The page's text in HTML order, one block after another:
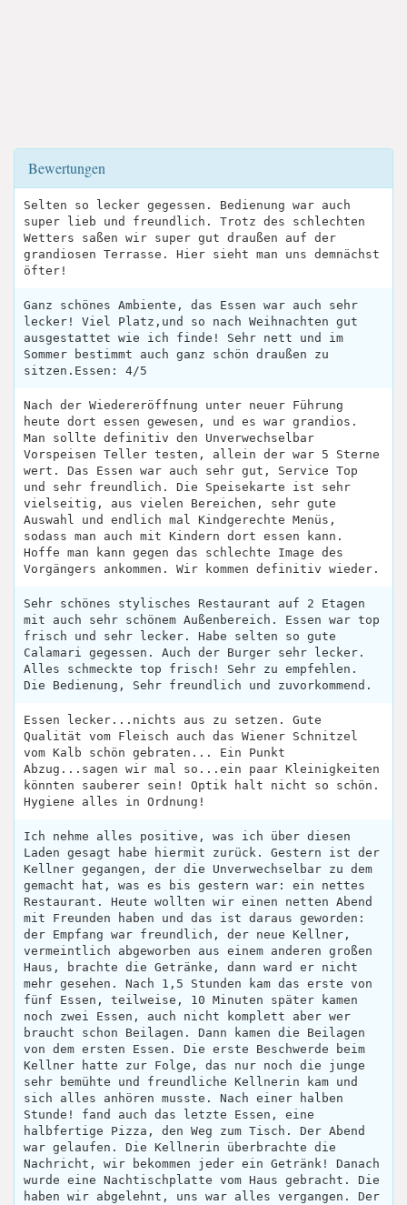
Bewertungen
Selten so lecker gegessen. Bedienung war auch
super lieb und freundlich. Trotz des schlechten
Wetters saßen wir super gut draußen auf der
grandiosen Terrasse. Hier sieht man uns demnächst
öfter!
Ganz schönes Ambiente, das Essen war auch sehr
lecker! Viel Platz,und so nach Weihnachten gut
ausgestattet wie ich finde! Sehr nett und im
Sommer bestimmt auch ganz schön draußen zu
sitzen.Essen: 4/5
Nach der Wiedereröffnung unter neuer Führung
heute dort essen gewesen, und es war grandios.
Man sollte definitiv den Unverwechselbar
Vorspeisen Teller testen, allein der war 5 Sterne
wert. Das Essen war auch sehr gut, Service Top
und sehr freundlich. Die Speisekarte ist sehr
vielseitig, aus vielen Bereichen, sehr gute
Auswahl und endlich mal Kindgerechte Menüs,
sodass man auch mit Kindern dort essen kann.
Hoffe man kann gegen das schlechte Image des
Vorgängers ankommen. Wir kommen definitiv wieder.
Sehr schönes stylisches Restaurant auf 2 Etagen
mit auch sehr schönem Außenbereich. Essen war top
frisch und sehr lecker. Habe selten so gute
Calamari gegessen. Auch der Burger sehr lecker.
Alles schmeckte top frisch! Sehr zu empfehlen.
Die Bedienung, Sehr freundlich und zuvorkommend.
Essen lecker...nichts aus zu setzen. Gute
Qualität vom Fleisch auch das Wiener Schnitzel
vom Kalb schön gebraten... Ein Punkt
Abzug...sagen wir mal so...ein paar Kleinigkeiten
könnten sauberer sein! Optik halt nicht so schön.
Hygiene alles in Ordnung!
Ich nehme alles positive, was ich über diesen
Laden gesagt habe hiermit zurück. Gestern ist der
Kellner gegangen, der die Unverwechselbar zu dem
gemacht hat, was es bis gestern war: ein nettes
Restaurant. Heute wollten wir einen netten Abend
mit Freunden haben und das ist daraus geworden:
der Empfang war freundlich, der neue Kellner,
vermeintlich abgeworben aus einem anderen großen
Haus, brachte die Getränke, dann ward er nicht
mehr gesehen. Nach 1,5 Stunden kam das erste von
fünf Essen, teilweise, 10 Minuten später kamen
noch zwei Essen, auch nicht komplett aber wer
braucht schon Beilagen. Dann kamen die Beilagen
von dem ersten Essen. Die erste Beschwerde beim
Kellner hatte zur Folge, das nur noch die junge
sehr bemühte und freundliche Kellnerin kam und
sich alles anhören musste. Nach einer halben
Stunde! fand auch das letzte Essen, eine
halbfertige Pizza, den Weg zum Tisch. Der Abend
war gelaufen. Die Kellnerin überbrachte die
Nachricht, wir bekommen jeder ein Getränk! Danach
wurde eine Nachtischplatte vom Haus gebracht. Die
haben wir abgelehnt, uns war alles vergangen. Der